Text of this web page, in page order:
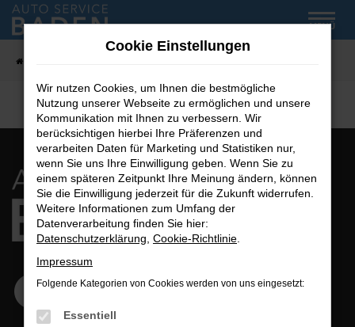
Zum
Hauptinhalt
MENÜ
Cookie Einstellungen
Wir nutzen Cookies, um Ihnen die bestmögliche
Nutzung unserer Webseite zu ermöglichen und unsere
Kommunikation mit Ihnen zu verbessern. Wir
berücksichtigen hierbei Ihre Präferenzen und
verarbeiten Daten für Marketing und Statistiken nur,
wenn Sie uns Ihre Einwilligung geben. Wenn Sie zu
einem späteren Zeitpunkt Ihre Meinung ändern, können
Sie die Einwilligung jederzeit für die Zukunft widerrufen.
Weitere Informationen zum Umfang der
Datenverarbeitung finden Sie hier:
Datenschutzerklärung Cookie-Richtlinie
Impressum
Folgende Kategorien von Cookies werden von uns eingesetzt:
Essentiell